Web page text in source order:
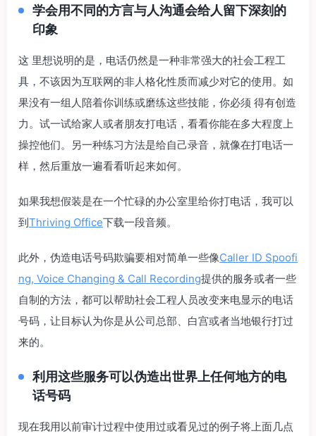
学会用不同的方言与人沟通会给人留下深刻的
印象
这 里想说明的是，电话仍然是一种非常强大的社会工程工
具，不该因为互联网的非人格化性质而减少对它的使用。如
果没有一组人陪着你训练或磨练这些技能，你必须 得有创造
力。试一试给家人或者朋友打电话，看看你能在多大程度上
操控他们。另一种练习方法是给自己录音，就像在打电话一
样，然后重放一遍看看听起来如何。
如果我想假装是在一个忙碌的办公室里给你打电话，我可以
到 Thriving Office下载一段音频。
此外，伪造电话号码欺骗要相对简单一些像Caller ID Spoofi
ng, Voice Changing & Call Recording提供的服务或者一些
自制的方法，都可以帮助社会工程人员改变来电显示的电话
号码，让目标认为你是从公司总部、白宫或者当地银行打过
来的。
利用这些服务可以伪造出世界上任何地方的电
话号码
现在我用以前审计过程中使用过或看见过的例子将上面几点